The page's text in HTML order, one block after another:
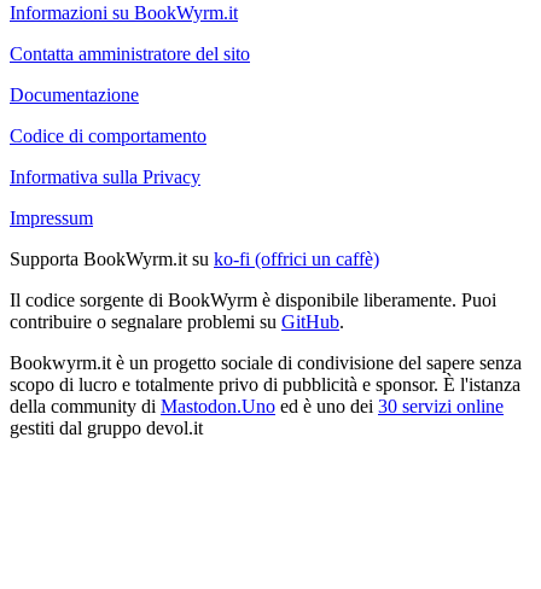
Informazioni su BookWyrm.it
Contatta amministratore del sito
Documentazione
Codice di comportamento
Informativa sulla Privacy
Impressum
Supporta BookWyrm.it su ko-fi (offrici un caffè)
Il codice sorgente di BookWyrm è disponibile liberamente. Puoi
contribuire o segnalare problemi su GitHub.
Bookwyrm.it è un progetto sociale di condivisione del sapere senza
scopo di lucro e totalmente privo di pubblicità e sponsor. È l'istanza
della community di Mastodon.Uno ed è uno dei 30 servizi online
gestiti dal gruppo devol.it